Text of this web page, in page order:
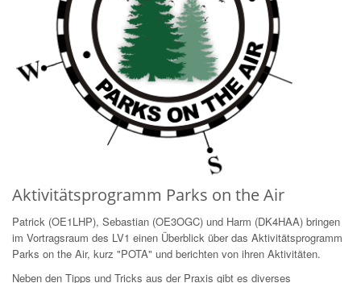
Aktivitätsprogramm Parks on the Air
Patrick (OE1LHP), Sebastian (OE3OGC) und Harm (DK4HAA) bringen
im Vortragsraum des LV1 einen Überblick über das Aktivitätsprogramm
Parks on the Air, kurz "POTA" und berichten von ihren Aktivitäten.
Neben den Tipps und Tricks aus der Praxis gibt es diverses